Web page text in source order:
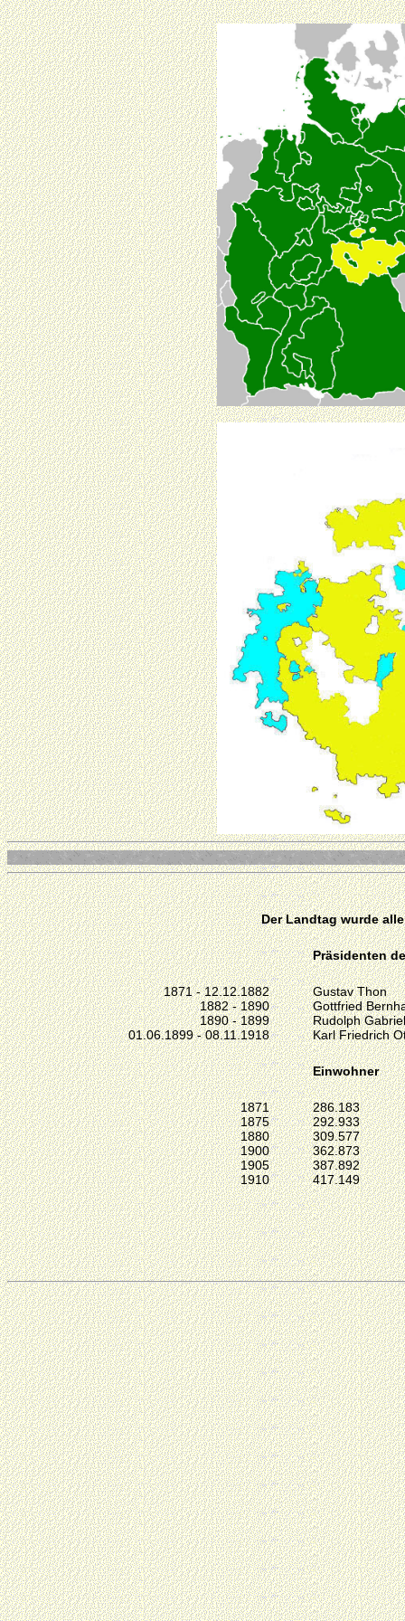
Der Landtag wurde
Präsidenten
1871 - 12.12.1882
1882 - 1890
1890 - 1899
01.06.1899 - 08.11.1918
Gustav Thon
Gottfried
Rudolph
Karl Friedrich
Einwohner
1871
1875
1880
1900
1905
1910
286.183
292.933
309.577
362.873
387.892
417.149